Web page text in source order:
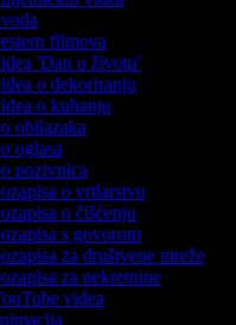
filmova
'Dan u životu'
o dekoriranju
o kuhanju
obilazaka
oglasa
pozivnica
o vrtlarstvu
o čišćenju
s govorom
za društvene mreže
za nekretnine
videa